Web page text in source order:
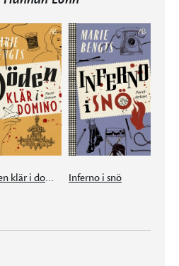
Döden klär i domino Inferno i snö